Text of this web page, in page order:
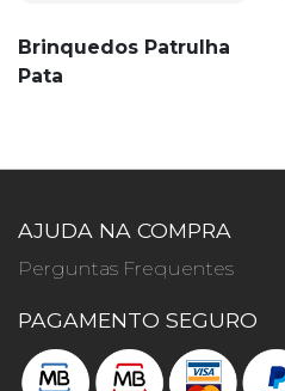
Brinquedos Patrulha
Pata
AJUDA NA COMPRA
Perguntas Frequentes
PAGAMENTO SEGURO